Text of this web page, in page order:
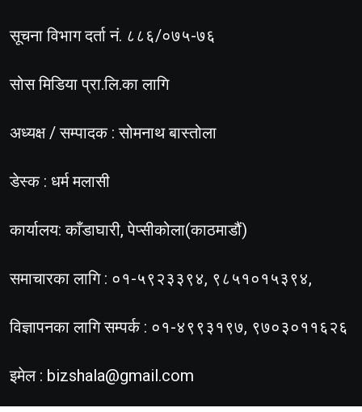
सूचना विभाग दर्ता नं. ८८६/०७५-७६
सोस मिडिया प्रा.लि.का लागि
अध्यक्ष / सम्पादक : सोमनाथ बास्तोला
डेस्क : धर्म मलासी
कार्यालय: काँडाघारी, पेप्सीकोला(काठमाडौं)
समाचारका लागि : ०१-५९२३३९४, ९८५१०१५३९४,
विज्ञापनका लागि सम्पर्क : ०१-४९९३१९७, ९७०३०११६२६
इमेल : bizshala@gmail.com